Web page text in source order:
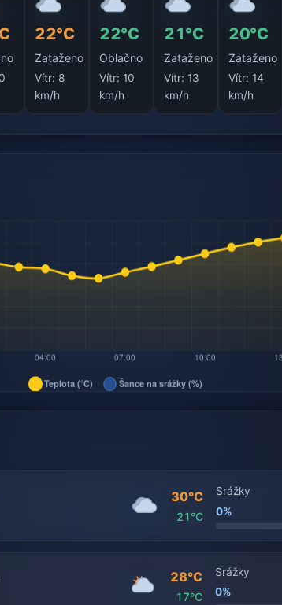
22°C
Zataženo
Vítr: 8
km/h
22°C
Oblačno
Vítr:10
km/h
21°C
Zataženo
Vítr:13
km/h
20°C
Zataženo
Vítr:14
km/h
30°C
21°C
Srážky
0%
28°C
17°C
Srážky
0%